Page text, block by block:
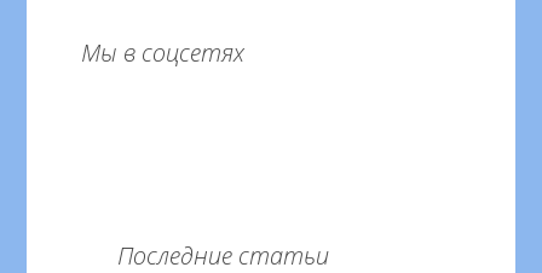
Мы в соцсетях
Последние статьи